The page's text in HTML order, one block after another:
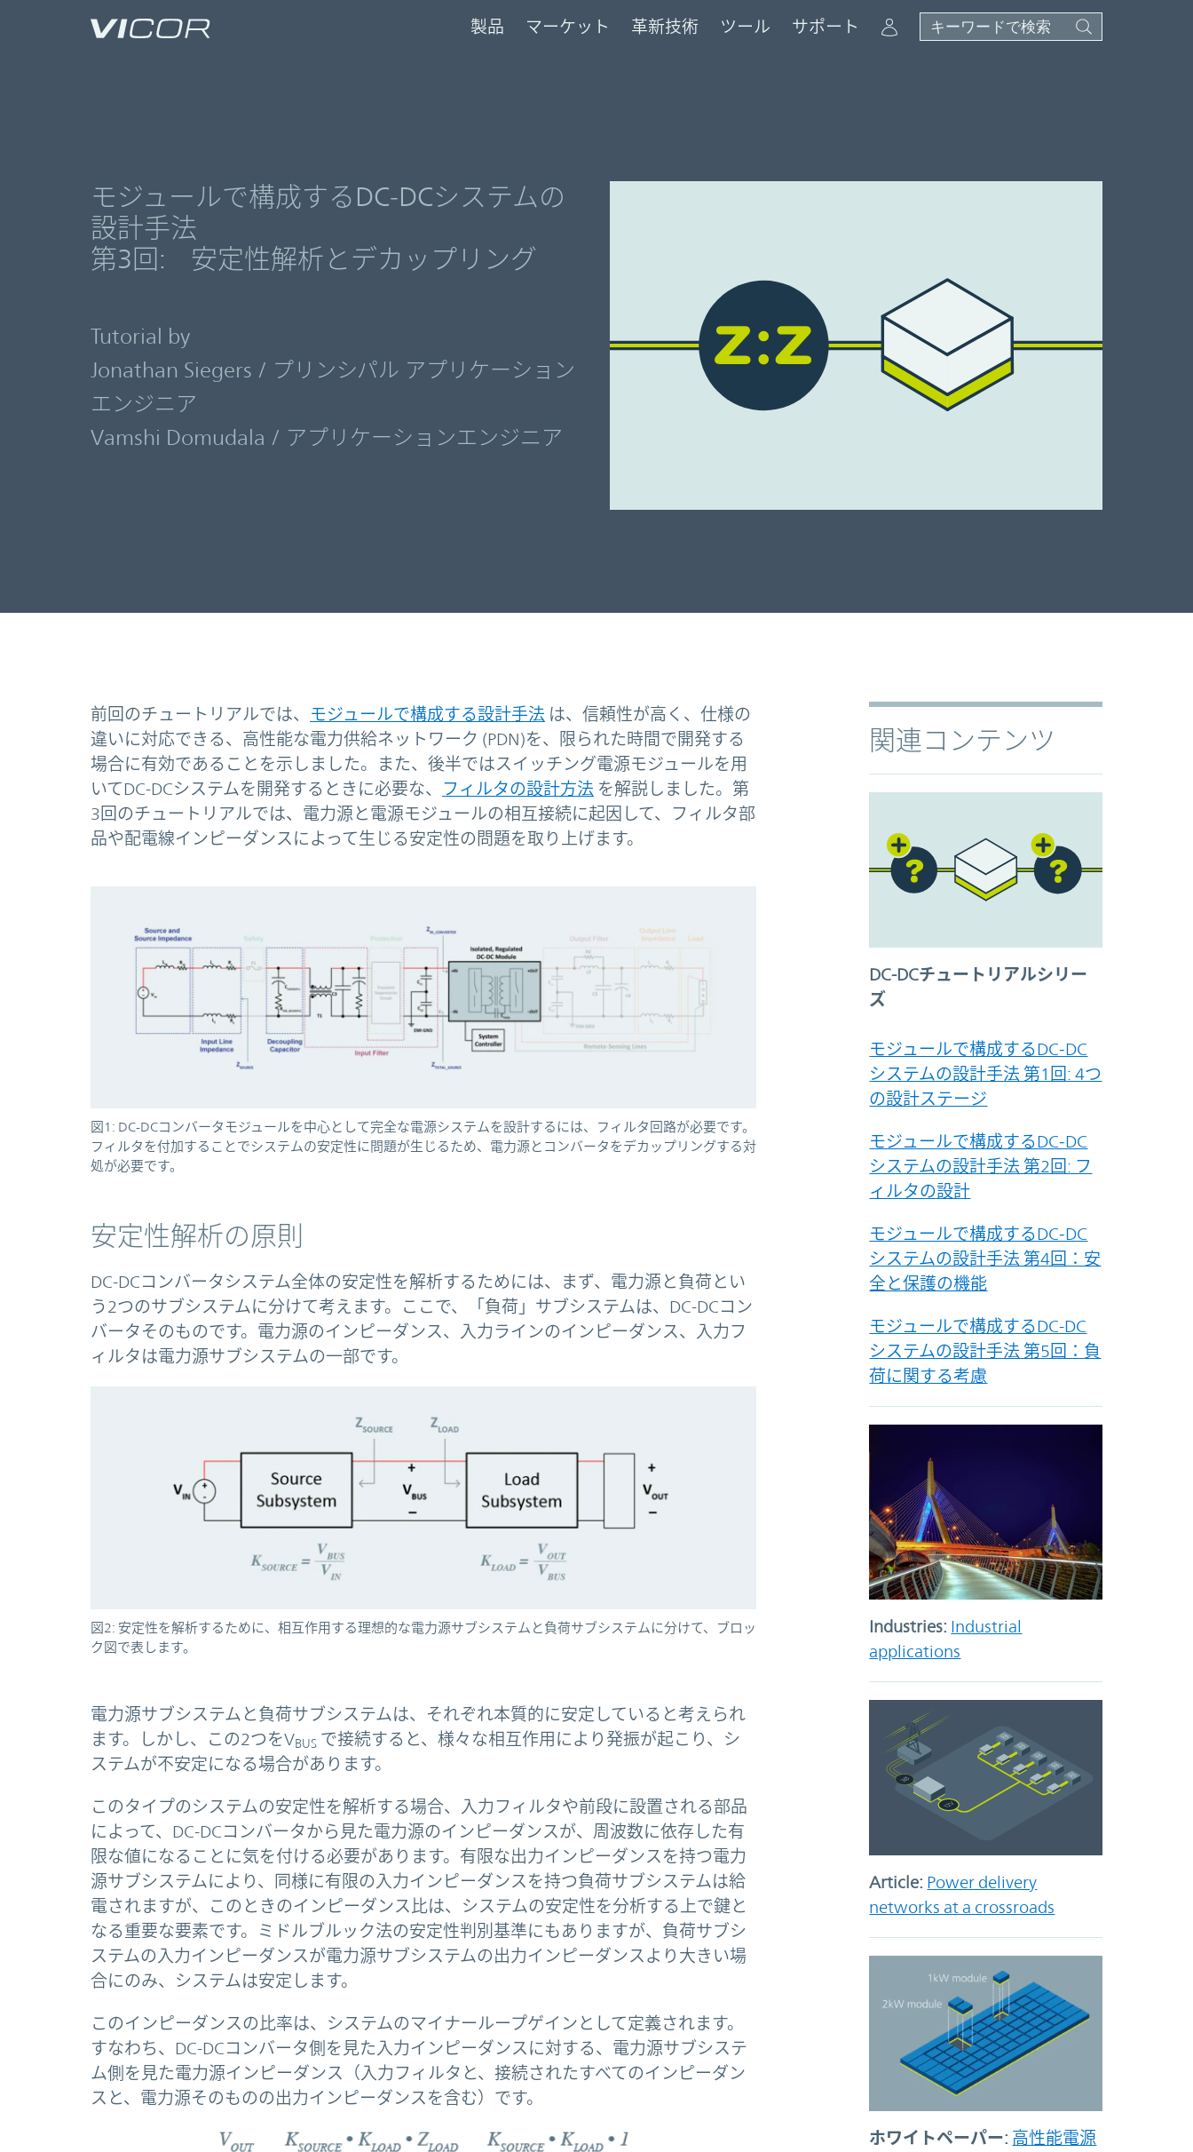
製品 マーケット 革新技術 ツール サポート Account
モジュールで構成するDC‑DCシステムの
設計手法
第3回: 安定性解析とデカップリング
Tutorial by
Jonathan Siegers / プリンシパル アプリケーション
エンジニア
Vamshi Domudala / アプリケーションエンジニア
前回のチュートリアルでは、 モジュールで構成する設計手法 は、信頼性が高く、仕様の
違いに対応できる、高性能な電力供給ネットワーク (PDN)を、限られた時間で開発する
場合に有効であることを示しました。また、後半ではスイッチング電源モジュールを用
いてDC-DCシステムを開発するときに必要な、 フィルタの設計方法 を解説しました。第
3回のチュートリアルでは、電力源と電源モジュールの相互接続に起因して、フィルタ部
品や配電線インピーダンスによって生じる安定性の問題を取り上げます。
図1: DC-DCコンバータモジュールを中心として完全な電源システムを設計するには、フィルタ回路が必要です。
フィルタを付加することでシステムの安定性に問題が生じるため、電力源とコンバータをデカップリングする対
処が必要です。
安定性解析の原則
DC-DCコンバータシステム全体の安定性を解析するためには、まず、電力源と負荷とい
う2つのサブシステムに分けて考えます。ここで、「負荷」サブシステムは、DC-DCコン
バータそのものです。電力源のインピーダンス、入力ラインのインピーダンス、入力フ
ィルタは電力源サブシステムの一部です。
図2: 安定性を解析するために、相互作用する理想的な電力源サブシステムと負荷サブシステムに分けて、ブロッ
ク図で表します。
電力源サブシステムと負荷サブシステムは、それぞれ本質的に安定していると考えられ
ます。しかし、この2つをVBUS で接続すると、様々な相互作用により発振が起こり、シ
ステムが不安定になる場合があります。
このタイプのシステムの安定性を解析する場合、入力フィルタや前段に設置される部品
によって、DC-DCコンバータから見た電力源のインピーダンスが、周波数に依存した有
限な値になることに気を付ける必要があります。有限な出力インピーダンスを持つ電力
源サブシステムにより、同様に有限の入力インピーダンスを持つ負荷サブシステムは給
電されますが、このときのインピーダンス比は、システムの安定性を分析する上で鍵と
なる重要な要素です。ミドルブルック法の安定性判別基準にもありますが、負荷サブシ
ステムの入力インピーダンスが電力源サブシステムの出力インピーダンスより大きい場
合にのみ、システムは安定します。
このインピーダンスの比率は、システムのマイナーループゲインとして定義されます。
すなわち、DC-DCコンバータ側を見た入力インピーダンスに対する、電力源サブシステ
ム側を見た電力源インピーダンス（入力フィルタと、接続されたすべてのインピーダン
スと、電力源そのものの出力インピーダンスを含む）です。
関連コンテンツ
DC-DCチュートリアルシリー
ズ
モジュールで構成するDC‑DC
システムの設計手法 第1回: 4つ
の設計ステージ
モジュールで構成するDC‑DC
システムの設計手法 第2回: フ
ィルタの設計
モジュールで構成するDC‑DC
システムの設計手法 第4回：安
全と保護の機能
モジュールで構成するDC-DC
システムの設計手法 第5回：負
荷に関する考慮
Industries: Industrial
applications
Article: Power delivery
networks at a crossroads
ホワイトペーパー: 高性能電源